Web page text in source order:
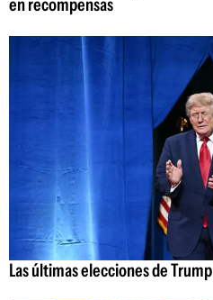
en recompensas
Las últimas elecciones de Trump